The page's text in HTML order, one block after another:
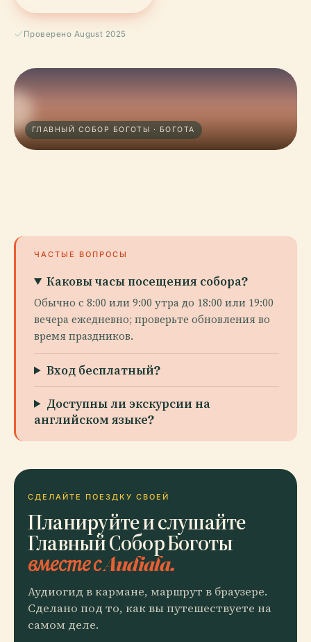
Проверено August 2025
ГЛАВНЫЙ СОБОР БОГОТЫ · БОГОТА
ЧАСТЫЕ ВОПРОСЫ
Каковы часы посещения собора?
Обычно с 8:00 или 9:00 утра до 18:00 или 19:00
вечера ежедневно; проверьте обновления во
время праздников.
Вход бесплатный?
Доступны ли экскурсии на
английском языке?
СДЕЛАЙТЕ ПОЕЗДКУ СВОЕЙ
Планируйте и слушайте
Главный Собор Боготы
вместе с Audiala.
Аудиогид в кармане, маршрут в браузере.
Сделано под то, как вы путешествуете на
самом деле.